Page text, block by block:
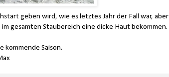
geben wird, wie es letztes Jahr der Fall war, aber
gesamten Staubereich eine dicke Haut bekommen.
kommende Saison.